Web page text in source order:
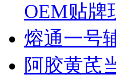
OEM贴牌
熔通一号
阿胶黄芪